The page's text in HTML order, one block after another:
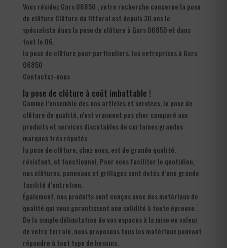
Vous résidez Gars 06850 , votre recherche concerne la pose
de clôture Clôture du littoral est depuis 30 ans le
spécialiste dans la pose de clôture à Gars 06850 et dans
tout le 06.
la pose de clôture pour particuliers, les entreprises à Gars
06850
Contactez-nous
la pose de clôture à coût imbattable !
Comme l’ensemble des nos articles et services, la pose de
clôture de qualité, n’est vraiment pas cher comparé aux
produits et services discutables de certaines grandes
marques très réputés.
la pose de clôture, chez nous, est de grande qualité.
résistant, et fonctionnel. Pour vous faciliter le quotidien,
nos clôtures, panneaux et grillages sont dotés d’une grande
facilité d’entretien.
Également, nos produits sont conçus avec des matériaux de
qualité qui vous garantissent une solidité à toute épreuve.
De la simple délimitation de vos espaces à la mise en valeur
de votre terrain, nous proposons tous les matériaux pouvant
répondre à tout type de besoins.